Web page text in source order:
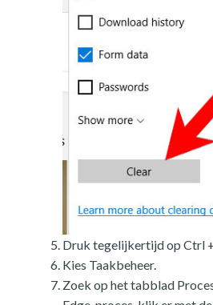
Druk tegelijkertijd op Ctrl
Kies Taakbeheer.
Zoek op het tabblad